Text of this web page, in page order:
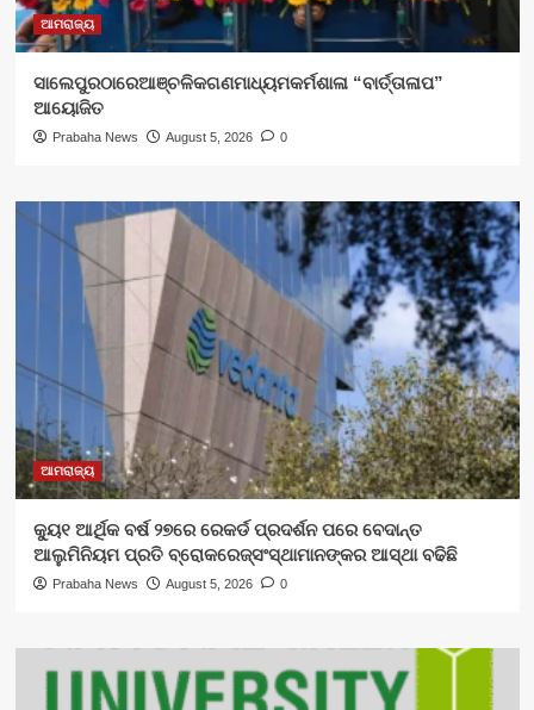
ଆମରାଜ୍ୟ
ସାଲେପୁରଠାରେଆଞ୍ଚଳିକଗଣମାଧ୍ୟମକର୍ମଶାଳା “ବାର୍ତ୍ତାଳାପ”
ଆୟୋଜିତ
Prabaha News August 5, 2026 0
ଆମରାଜ୍ୟ
କ୍ୟୁ୧ ଆର୍ଥିକ ବର୍ଷ ୨୭ରେ ରେକର୍ଡ ପ୍ରଦର୍ଶନ ପରେ ବେଦାନ୍ତ
ଆଲୁମିନିୟମ ପ୍ରତି ବ୍ରୋକରେଜ୍‌ସଂସ୍ଥାମାନଙ୍କର ଆସ୍ଥା ବଢିଛି
Prabaha News August 5, 2026 0